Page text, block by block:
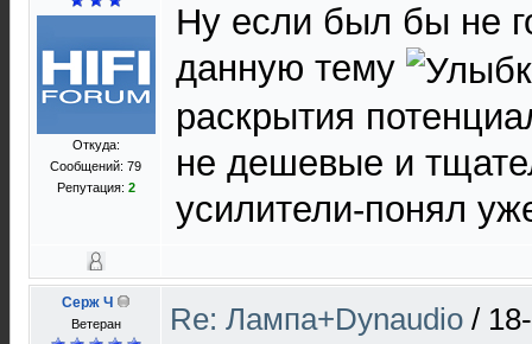
Откуда:
Сообщений: 79
Репутация: 2
Ну если был бы не
данную тему
раскрытия
не дешевые и
усилители-понял
Серж Ч
Ветеран Re: Лампа+Dynaudio /